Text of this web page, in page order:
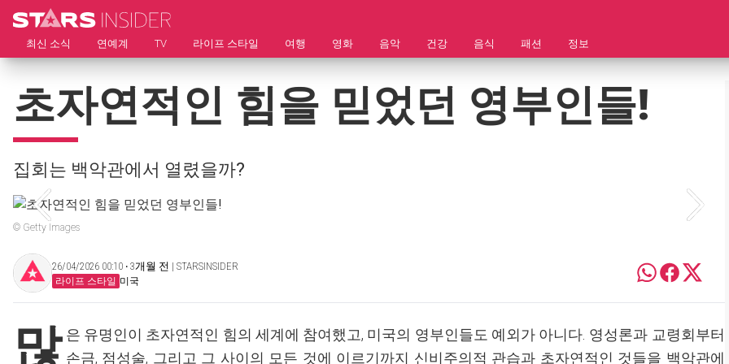
최신 소식 연예계 TV 라이프 스타일 여행 영화 음악 건강 음식 패션 정보
초자연적인 힘을 믿었던 영부인들!
집회는 백악관에서 열렸을까?
© Getty Images
26/04/2026 00:10 ‧ 3개월 전 | STARSINSIDER
라이프 스타일 미국
많 은 유명인이 초자연적인 힘의 세계에 참여했고, 미국의 영부인들도 예외가 아니다. 영성론과 교령회부터
손금, 점성술, 그리고 그 사이의 모든 것에 이르기까지 신비주의적 관습과 초자연적인 것들을 백악관에